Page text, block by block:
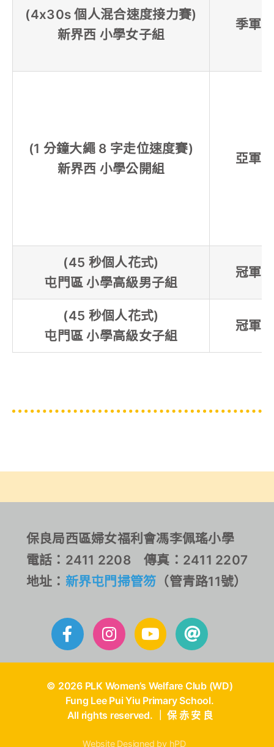
(4x30s 個人混合速度接力賽)
新界西 小學女子組
季軍
(1 分鐘大繩 8 字走位速度賽)
新界西 小學公開組
亞軍
(45 秒個人花式)
屯門區 小學高級男子組
冠軍
(45 秒個人花式)
屯門區 小學高級女子組
冠軍
保良局西區婦女福利會馮李佩瑤小學
電話：2411 2208 傳真：2411 2207
地址： 新界屯門掃管笏 （管青路11號）
© 2026 PLK Women’s Welfare Club (WD)
Fung Lee Pui Yiu Primary School.
All rights reserved. ｜ 保 赤 安 良
Website Designed by hPD